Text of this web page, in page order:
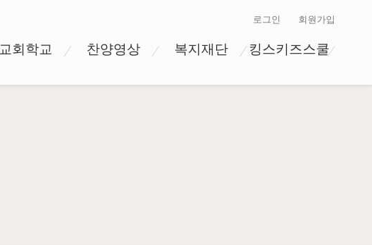
로그인 회원가입
교회학교 찬양영상 복지재단 킹스키즈스쿨